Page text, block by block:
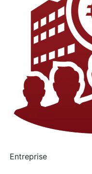
Entreprise